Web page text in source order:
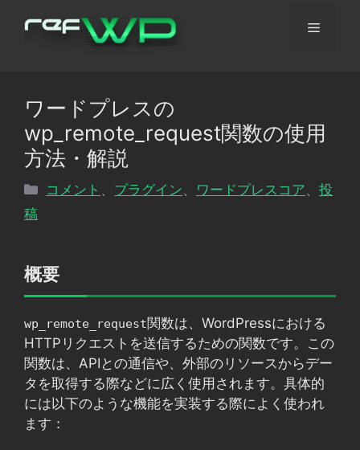
メ
ュ
ワードプレスの
wp_remote_request関数の使用
方法・解説
カ
ー
コメント プラグイン ワードプレスコア 、投
稿
概要
wp_remote_request関数は、WordPressにおける
HTTPリクエストを送信するための関数です。この
関数は、APIとの通信や、外部のリソースからデー
タを取得する際などに広く使用されます。具体的
には以下のような機能を実装する際によく使われ
ます：